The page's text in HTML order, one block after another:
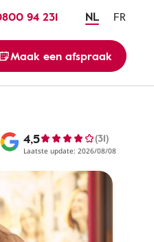
94 231 NL FR
Maak een afspraak
4,5 (31)
Laatste update: 2026/08/08